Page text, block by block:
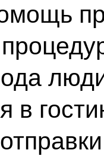
в